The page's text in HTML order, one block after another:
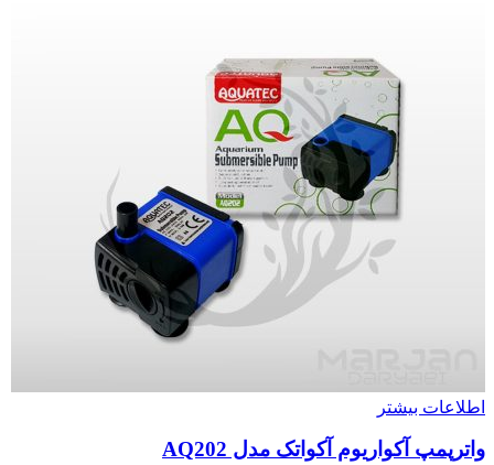
اطلاعات بیشتر
واترپمپ آکواریوم آکواتک مدل AQ202